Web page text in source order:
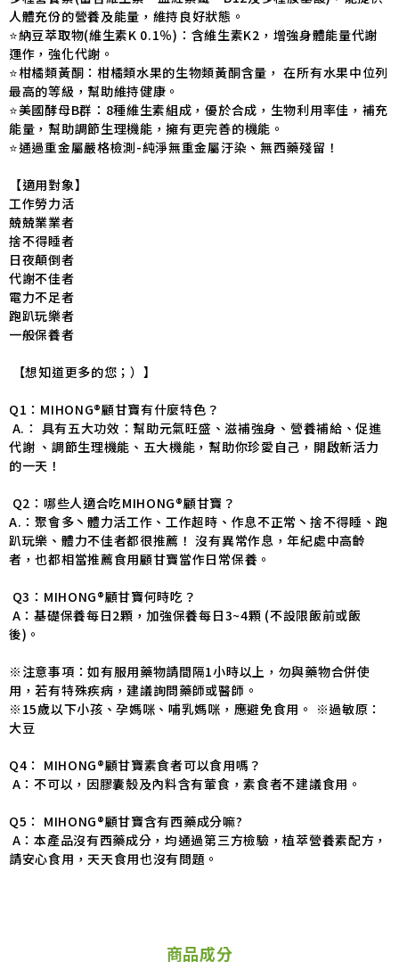
人體充份的營養及能量，維持良好狀態。
⭐️納豆萃取物(維生素K 0.1％)：含維生素K2，增強身體能量代謝
運作，強化代謝。
⭐️柑橘類黃酮：柑橘類水果的生物類黃酮含量， 在所有水果中位列
最高的等級，幫助維持健康。
⭐️美國酵母B群：8種維生素組成，優於合成，生物利用率佳，補充
能量，幫助調節生理機能，擁有更完善的機能。
⭐通過重金屬嚴格檢測-純淨無重金屬汙染、無西藥殘留！
【適用對象】
工作勞力活
兢兢業業者
捨不得睡者
日夜顛倒者
代謝不佳者
電力不足者
跑趴玩樂者
一般保養者
【想知道更多的您；）】
Q1：MIHONG®顧甘寶有什麼特色？
A.： 具有五大功效：幫助元氣旺盛、滋補強身、營養補給、促進
代謝 、調節生理機能、五大機能，幫助你珍愛自己，開啟新活力
的一天！
Q2：哪些人適合吃MIHONG®顧甘寶？
A.：聚會多丶體力活工作、工作超時、作息不正常丶捨不得睡、跑
趴玩樂、體力不佳者都很推薦！ 沒有異常作息，年紀處中高齡
者，也都相當推薦食用顧甘寶當作日常保養。
Q3：MIHONG®顧甘寶何時吃？
A：基礎保養每日2顆，加強保養每日3~4顆 (不設限飯前或飯
後)。
※注意事項：如有服用藥物請間隔1小時以上，勿與藥物合併使
用，若有特殊疾病，建議詢問藥師或醫師。
※15歲以下小孩、孕媽咪、哺乳媽咪，應避免食用。 ※過敏原：
大豆
Q4： MIHONG®顧甘寶素食者可以食用嗎？
A：不可以，因膠囊殼及內料含有葷食，素食者不建議食用。
Q5： MIHONG®顧甘寶含有西藥成分嘛?
A：本產品沒有西藥成分，均通過第三方檢驗，植萃營養素配方，
請安心食用，天天食用也沒有問題。
商品成分